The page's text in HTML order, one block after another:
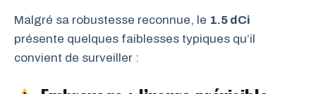
Malgré sa robustesse reconnue, le 1.5 dCi
présente quelques faiblesses typiques qu’il
convient de surveiller :